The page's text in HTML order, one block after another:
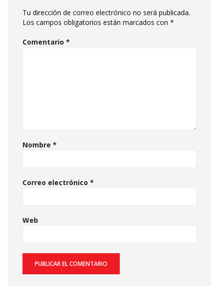
Tu dirección de correo electrónico no será publicada.
Los campos obligatorios están marcados con *
Comentario *
Nombre *
Correo electrónico *
Web